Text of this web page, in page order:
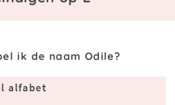
ik de naam Odile?
alfabet